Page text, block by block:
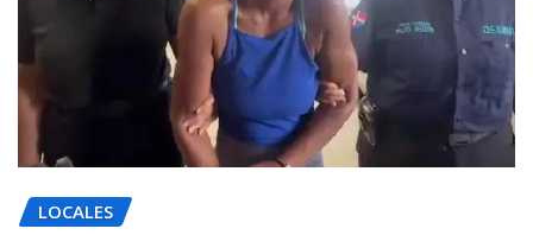
LOCALES